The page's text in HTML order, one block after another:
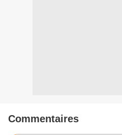
Commentaires